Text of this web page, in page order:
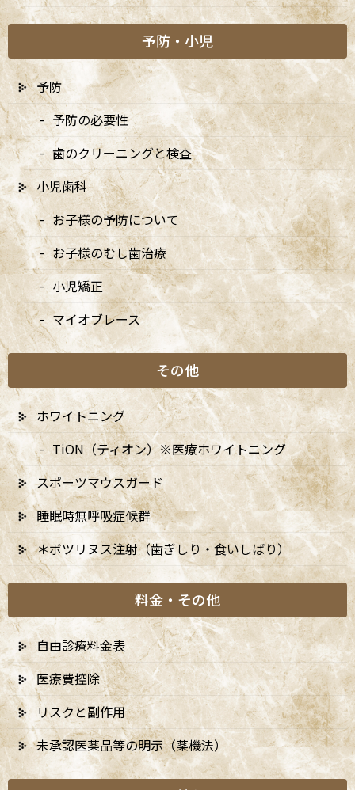
〒166-0004 東京都杉並区阿佐谷南3-37-14 第二北原ビル3階
JR中央線(快速)「阿佐ケ谷駅」徒歩0分 / JR中央/総武線「阿佐ケ
谷駅」徒歩0分 / 東京メトロ丸ノ内線「南阿佐ケ谷駅」徒歩8分
TEL：03-6915-1315
診療時間 月 火 水 木 土
日
9:00-13:00
● ▲ ● ● ● ●
★
14:00-18:00
● ▲ ● ● ● ● ★
★…ご予約状況により診療を行わせて頂きます。
※休診日：火曜（9月より月2回）・日曜・祝日
▲…2025年9月より第2火曜日、第4火曜日は診療日となりま
予防・小児
予防
予防の必要性
歯のクリーニングと検査
小児歯科
お子様の予防について
お子様のむし歯治療
小児矯正
マイオブレース
その他
ホワイトニング
TiON（ティオン）※医療ホワイトニング
スポーツマウスガード
睡眠時無呼吸症候群
＊ボツリヌス注射（歯ぎしり・食いしばり）
料金・その他
自由診療料金表
医療費控除
リスクと副作用
未承認医薬品等の明示（薬機法）